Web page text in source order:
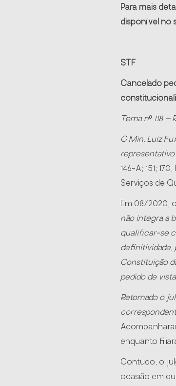
Para mais
disponível no
STF
Cancelado
Tema nº 118 –
O Min. Luiz
representativo
146-A; 151;
Serviços de
Em 08/2020,
não integra a
qualificar-se
definitividade,
Constituição
pedido de
Retomado o
enquanto
Contudo, o
ocasião em